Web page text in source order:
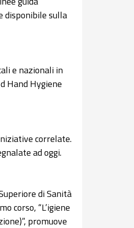
disponibile sulla
e nazionali in
Hand Hygiene
correlate.
ad oggi.
di Sanità
corso, “L’igiene
promuove